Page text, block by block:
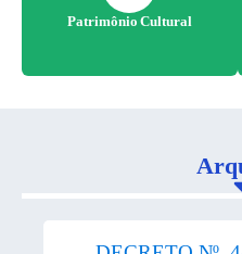
Patrimônio Cultural